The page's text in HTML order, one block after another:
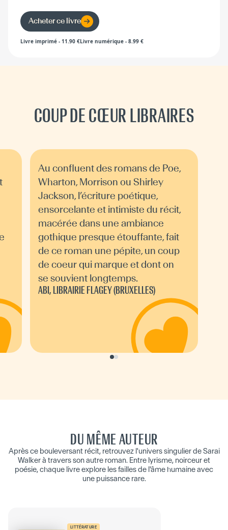
destin.
Acheter ce livre
Livre imprimé - 11.90 €Livre numérique - 8.99 €
COUP DE CŒUR LIBRAIRES
Au confluent des romans de Poe,
Wharton, Morrison ou Shirley
Jackson, l’écriture poétique,
ensorcelante et intimiste du récit,
macérée dans une ambiance
gothique presque étouffante, fait
de ce roman une pépite, un coup
de coeur qui marque et dont on
se souvient longtemps.
ABI, LIBRAIRIE FLAGEY (BRUXELLES)
DU MÊME AUTEUR
Après ce bouleversant récit, retrouvez l'univers singulier de Sarai
Walker à travers son autre roman. Entre lyrisme, noirceur et
poésie, chaque livre explore les failles de l'âme humaine avec
une puissance rare.
LITTÉRATURE